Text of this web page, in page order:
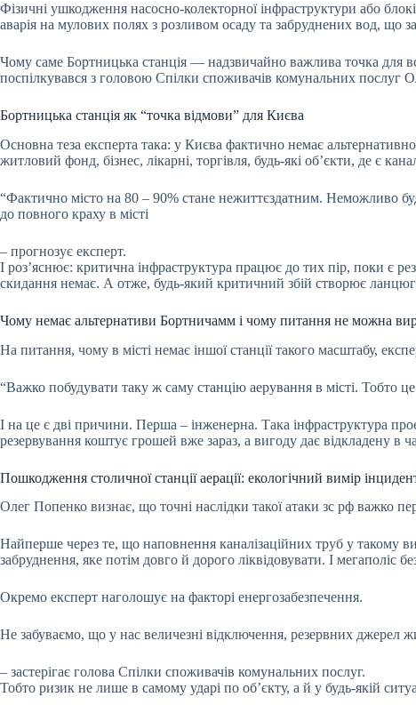
Фізичні ушкодження насосно-колекторної інфраструктури або
аварія на мулових полях з розливом осаду та забруднених вод,
Чому саме Бортницька станція — надзвичайно важлива точка для
поспілкувався з головою Спілки споживачів комунальних послуг
Бортницька станція як “точка відмови” для Києва
Основна теза експерта така: у Києва фактично немає
житловий фонд, бізнес, лікарні, торгівля, будь-які об’єкти, де є
“Фактично місто на 80 – 90% стане нежиттєздатним. Неможливо
до повного краху в місті
– прогнозує експерт.
І роз’яснює: критична інфраструктура працює до тих пір, поки є
скидання немає. А отже, будь-який критичний збій створює
Чому немає альтернативи Бортничамм і чому питання не можна
На питання, чому в місті немає іншої станції такого масштабу,
“Важко побудувати таку ж саму станцію аерування в місті. Тобто
І на це є дві причини. Перша – інженерна. Така інфраструктура
резервування коштує грошей вже зараз, а вигоду дає відкладену в
Пошкодження столичної станції аерації: екологічний вимір
Олег Попенко визнає, що точні наслідки такої атаки зс рф важко
Найперше через те, що наповнення каналізаційних труб у такому
забруднення, яке потім довго й дорого ліквідовувати. І мегаполіс
Окремо експерт наголошує на факторі енергозабезпечення.
Не забуваємо, що у нас величезні відключення, резервних джерел
– застерігає голова Спілки споживачів комунальних послуг.
Тобто ризик не лише в самому ударі по об’єкту, а й у будь-якій